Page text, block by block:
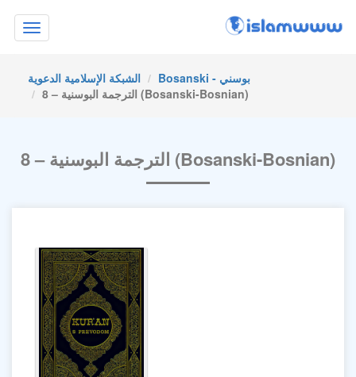
Toggle
navigation
الشبكة الإسلامية الدعوية
Bosanski - بوسني
8 – الترجمة البوسنية (Bosanski-Bosnian)
8 – الترجمة البوسنية (Bosanski-Bosnian)